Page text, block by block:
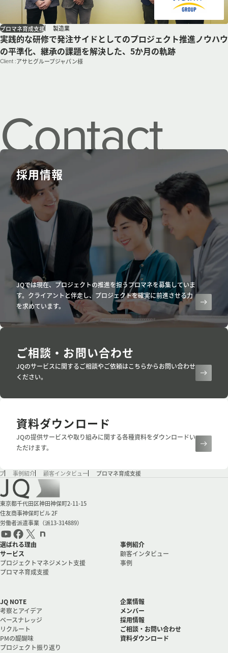
実践的な研修で発注サイドとしてのプロジェクト推進ノウハウ
の平準化、継承の課題を解決した、5か月の軌跡
Client :アサヒグループジャパン様
プロマネ育成支援 製造業
Contact
us.
採用情報
JQでは現在、プロジェクトの推進を担うプロマネを募集していま
す。クライアントと伴走し、プロジェクトを確実に前進させる力
を求めています。
ご相談・お問い合わせ
JQのサービスに関するご相談やご依頼はこちらからお問い合わせ
ください。
資料ダウンロード
JQの提供サービスや取り組みに関する各種資料をダウンロードい
ただけます。
事例紹介 顧客インタビュー プロマネ育成支援
会社情報
東京都千代田区神田神保町2-11-15
住友商事神保町ビル 2F
労働者派遣事業（派13-314889）
選ばれる理由
サービス
プロジェクトマネジメント支援
プロマネ育成支援
事例紹介
顧客インタビュー
事例
JQ NOTE
考察とアイデア
ベースナレッジ
リクルート
PMの醍醐味
プロジェクト振り返り
企業情報
メンバー
採用情報
ご相談・お問い合わせ
資料ダウンロード